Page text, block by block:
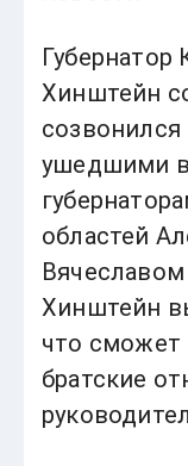
Губернатор
Хинштейн
ушедшими в
областей
Хинштейн
что сможет
братские